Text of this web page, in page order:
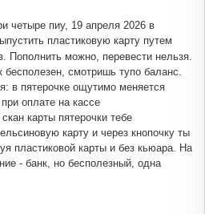
четыре пиу, 19 апреля 2026 в
пластиковую карту путем
Пополнить можно, перевести нельзя.
смотришь тупо баланс.
в пятерочке ощутимо меняется
оплате на кассе
карты пятерочки тебе
карту и через кнопочку ты
пластиковой карты и без кьюара. На
- банк, но бесполезный, одна